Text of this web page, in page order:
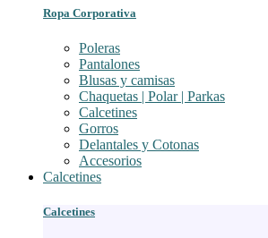
Ropa Corporativa
Poleras
Pantalones
Blusas y camisas
Chaquetas | Polar | Parkas
Calcetines
Gorros
Delantales y Cotonas
Accesorios
Calcetines
Calcetines